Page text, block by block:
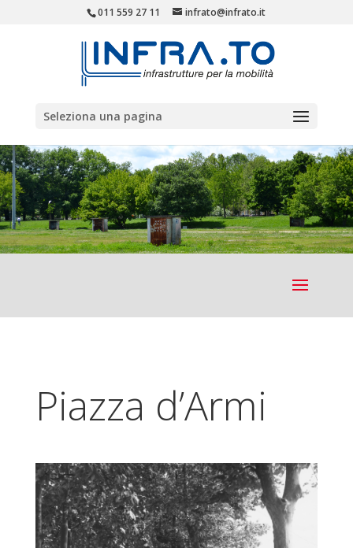
011 559 27 11 infrato@infrato.it
Seleziona una pagina
Piazza d’Armi